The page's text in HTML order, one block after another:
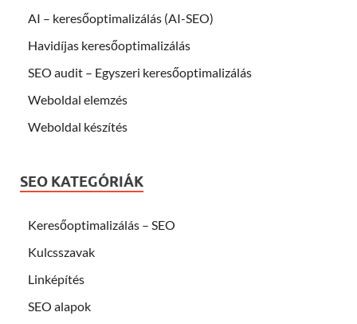
AI – keresőoptimalizálás (AI-SEO)
Havidíjas keresőoptimalizálás
SEO audit – Egyszeri keresőoptimalizálás
Weboldal elemzés
Weboldal készítés
SEO KATEGÓRIÁK
Keresőoptimalizálás – SEO
Kulcsszavak
Linképítés
SEO alapok